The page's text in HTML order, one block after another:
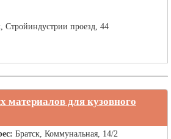
Стройиндустрии проезд, 44
материалов для кузовного
Братск, Коммунальная, 14/2